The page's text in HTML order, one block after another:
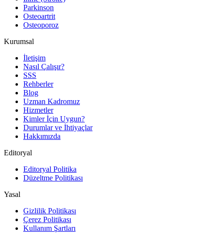
Parkinson
Osteoartrit
Osteoporoz
Kurumsal
İletişim
Nasıl Çalışır?
SSS
Rehberler
Blog
Uzman Kadromuz
Hizmetler
Kimler İçin Uygun?
Durumlar ve İhtiyaçlar
Hakkımızda
Editoryal
Editoryal Politika
Düzeltme Politikası
Yasal
Gizlilik Politikası
Çerez Politikası
Kullanım Şartları